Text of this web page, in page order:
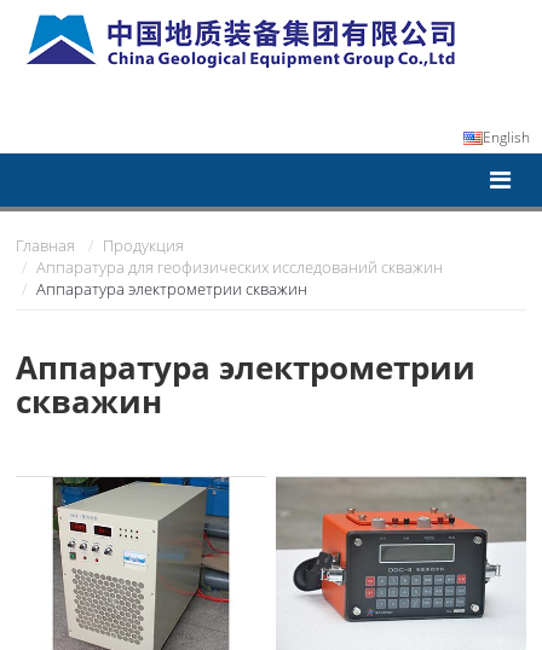
English
Главная
Продукция
Аппаратура для геофизических исследований скважин
Аппаратура электрометрии скважин
Аппаратура электрометрии
скважин